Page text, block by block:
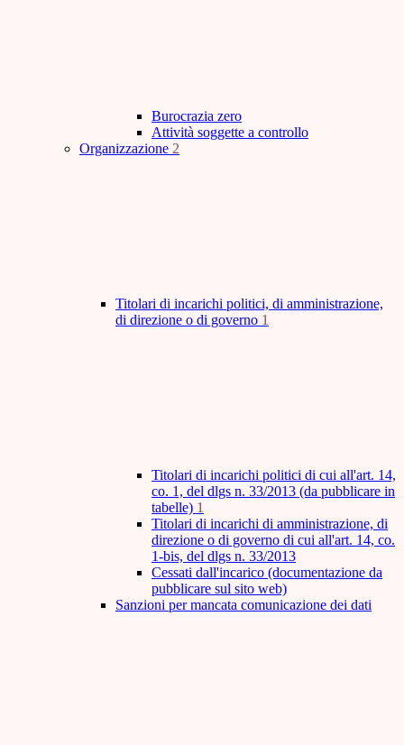
Burocrazia zero
Attività soggette a controllo
Organizzazione 2
Titolari di incarichi politici, di amministrazione,
di direzione o di governo 1
Titolari di incarichi politici di cui all'art. 14,
co. 1, del dlgs n. 33/2013 (da pubblicare in
tabelle) 1
Titolari di incarichi di amministrazione, di
direzione o di governo di cui all'art. 14, co.
1-bis, del dlgs n. 33/2013
Cessati dall'incarico (documentazione da
pubblicare sul sito web)
Sanzioni per mancata comunicazione dei dati